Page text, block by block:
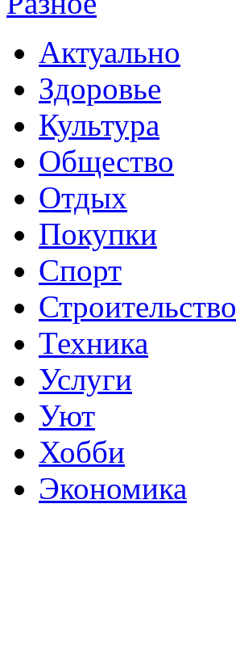
Актуально
Здоровье
Культура
Общество
Отдых
Покупки
Спорт
Строительство
Техника
Услуги
Уют
Хобби
Экономика